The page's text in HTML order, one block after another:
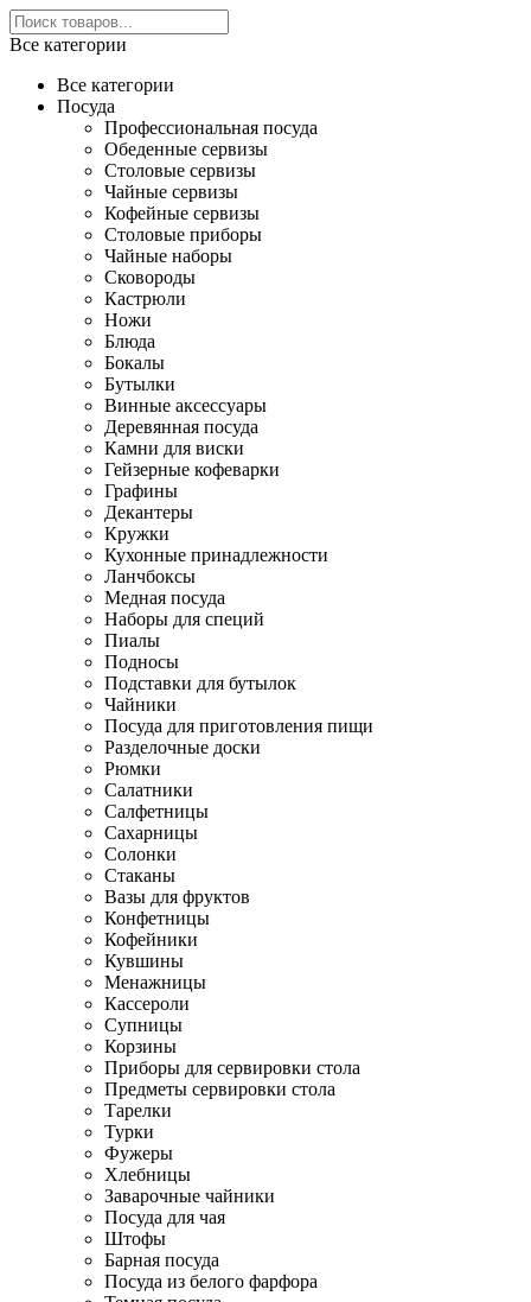
Все категории
Все категории
Посуда
Профессиональная посуда
Обеденные сервизы
Столовые сервизы
Чайные сервизы
Кофейные сервизы
Столовые приборы
Чайные наборы
Сковороды
Кастрюли
Ножи
Блюда
Бокалы
Бутылки
Винные аксессуары
Деревянная посуда
Камни для виски
Гейзерные кофеварки
Графины
Декантеры
Кружки
Кухонные принадлежности
Ланчбоксы
Медная посуда
Наборы для специй
Пиалы
Подносы
Подставки для бутылок
Чайники
Посуда для приготовления пищи
Разделочные доски
Рюмки
Салатники
Салфетницы
Сахарницы
Солонки
Стаканы
Вазы для фруктов
Конфетницы
Кофейники
Кувшины
Менажницы
Кассероли
Супницы
Корзины
Приборы для сервировки стола
Предметы сервировки стола
Тарелки
Турки
Фужеры
Хлебницы
Заварочные чайники
Посуда для чая
Штофы
Барная посуда
Посуда из белого фарфора